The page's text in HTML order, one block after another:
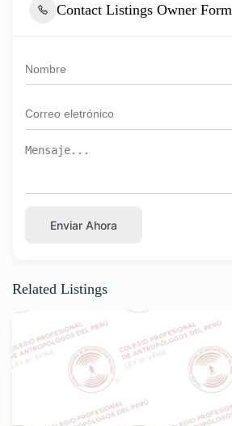
Contact Listings Owner Form
Enviar Ahora
Related Listings